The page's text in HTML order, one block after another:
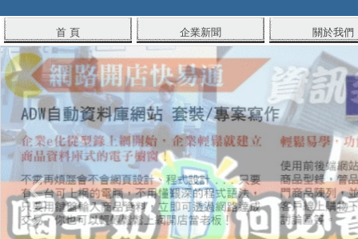
首 頁 企業新聞 關於我們